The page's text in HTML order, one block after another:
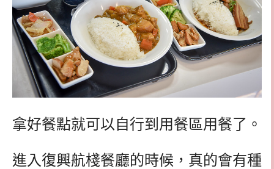
拿好餐點就可以自行到用餐區用餐了。
進入復興航棧餐廳的時候，真的會有種